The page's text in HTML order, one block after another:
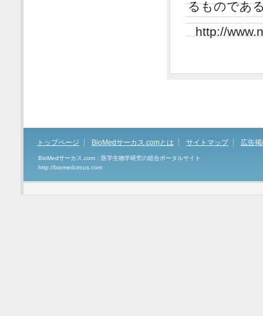
るものであ
http://
トップページ BioMedサーカス.comとは サイトマップ 広告
BioMedサーカス.com：医学生物学研究の総合ポータルサイト
http://biomedcircus.com